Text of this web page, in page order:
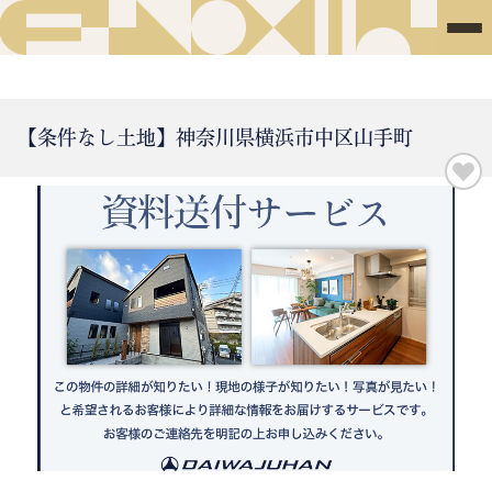
【条件なし土地】神奈川県横浜市中区山手町